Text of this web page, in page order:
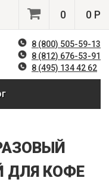
0 0 Р
8 (800) 505-59-13
8 (812) 676-53-91
8 (495) 134 42 62
ДЛЯ КОФЕ